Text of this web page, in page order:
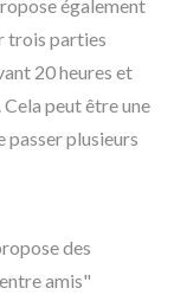
également
trois parties
20 heures et
peut être une
passer plusieurs
des
amis"